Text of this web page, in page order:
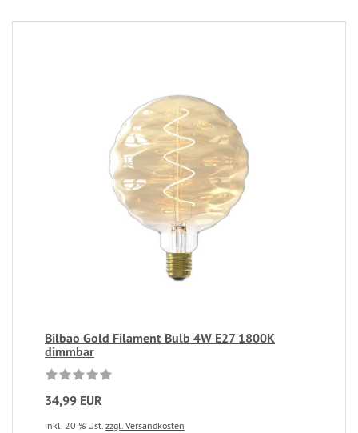
Bilbao Gold Filament Bulb 4W E27 1800K
dimmbar
34,99 EUR
inkl. 20 % Ust. zzgl. Versandkosten